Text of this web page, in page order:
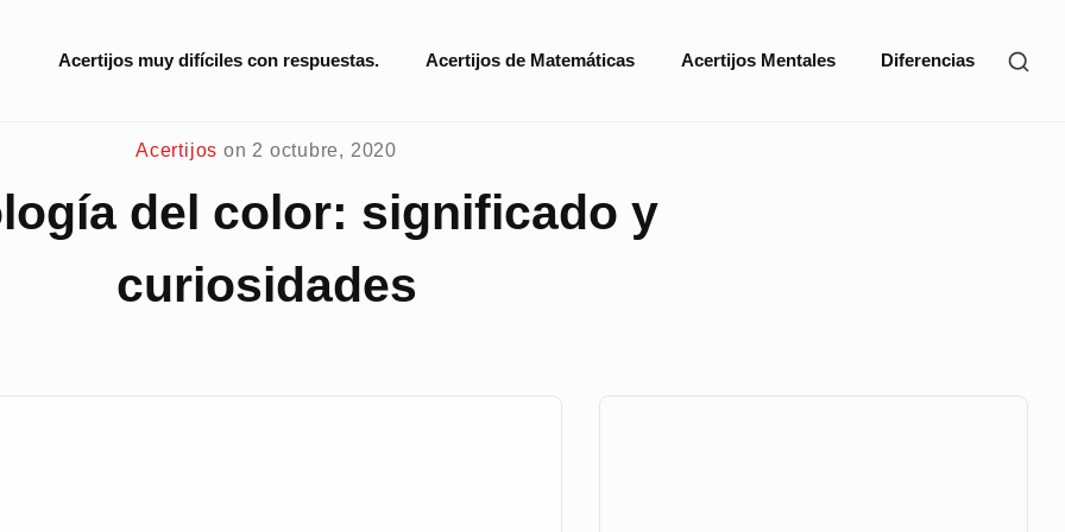
Site
Acertijos muy difíciles con respuestas. Acertijos de Matemáticas Acertijos Mentales Diferencias
Acertijos on 2 octubre, 2020
del color: significado y
curiosidades